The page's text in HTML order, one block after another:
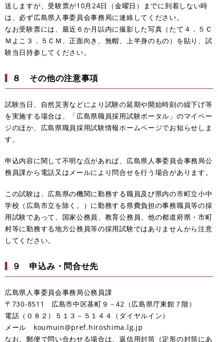
送しますが、受験票が10月24日（金曜日）までに到着しない時
は、必ず広島県人事委員会事務局に連絡してください。
なお受験票には、最近６か月以内に撮影した写真（たて４．５Ｃ
Ｍよこ３．５ＣＭ、正面向き、無帽、上半身のもの）を貼り、試
験当日持参してください。
８ その他の注意事項
試験当日、自然災害などにより試験の延期や開始時刻の繰下げ等
を実施する場合は、「広島県職員採用試験ポータル」のマイペー
ジのほか、広島県職員採用試験情報ホームページでお知らせしま
す。
申込内容に関して不明な点があれば、広島県人事委員会事務局公
務員課から電話又はメールにより問合せを行う場合があります。
この試験は、広島県の機関に勤務する職員及び県内の市町立小中
学校（広島市立を除く。）に勤務する県費負担の事務職員等の採
用試験であって、国家公務員、教育公務員、他の都道府県・市町
村等に勤務する地方公務員等の採用試験ではありませんから注意
してください。
９ 申込み・問合せ先
広島県人事委員会事務局公務員課
〒730-8511 広島市中区基町９－42（広島県庁東館７階）
電話（０８２）５１３－５１４４（ダイヤルイン）
メール koumuin@pref.hiroshima.lg.jp
なお、郵便で問い合わせる場合は、返信用封筒（定形の封筒にあ